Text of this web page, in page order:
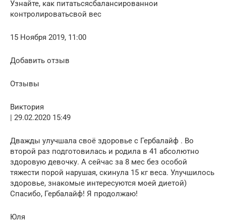
Узнайте, как питатьсясбалансированнои
контролироватьсвой вес
15 Ноября 2019, 11:00
Добавить отзыв
Отзывы
Виктория
| 29.02.2020 15:49
Дважды улучшала своё здоровье с Гербалайф . Во
второй раз подготовилась и родила в 41 абсолютно
здоровую девочку. А сейчас за 8 мес без особой
тяжести порой нарушая, скинула 15 кг веса. Улучшилось
здоровье, знакомые интересуются моей диетой)
Спасибо, Гербалайф! Я продолжаю!
Юля